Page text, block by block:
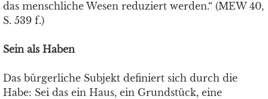
das menschliche Wesen reduziert werden.“ (MEW 40,
S. 539 f.)
Sein als Haben
Das bürgerliche Subjekt definiert sich durch die
Habe: Sei das ein Haus, ein Grundstück, eine